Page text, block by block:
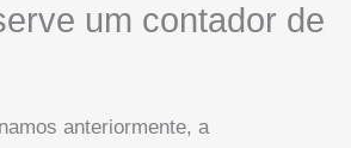
um contador de
anteriormente, a